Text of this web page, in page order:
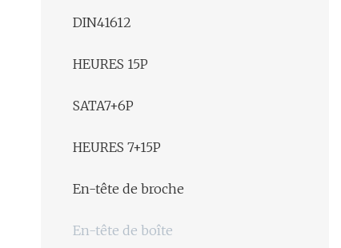
DIN41612
HEURES 15P
SATA7+6P
HEURES 7+15P
En-tête de broche
En-tête de boîte